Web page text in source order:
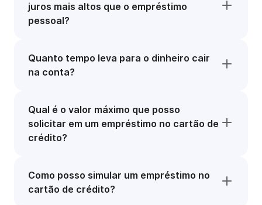
juros mais altos que o empréstimo
pessoal?
Quanto tempo leva para o dinheiro cair
na conta?
Qual é o valor máximo que posso
solicitar em um empréstimo no cartão de
crédito?
Como posso simular um empréstimo no
cartão de crédito?